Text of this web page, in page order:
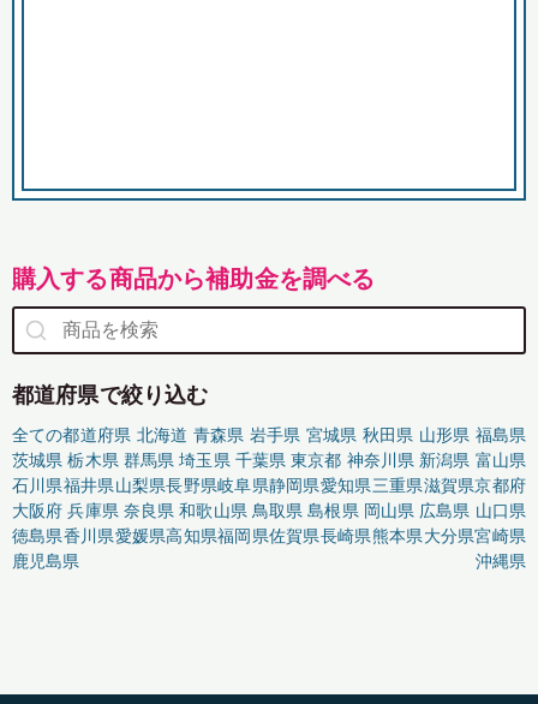
購入する商品から補助金を調べる
都道府県で絞り込む
全ての都道府県 北海道 青森県 岩手県 宮城県 秋田県 山形県 福島県
茨城県 栃木県 群馬県 埼玉県 千葉県 東京都 神奈川県 新潟県 富山県
石川県福井県山梨県長野県岐阜県静岡県愛知県三重県滋賀県京都府
大阪府 兵庫県 奈良県 和歌山県 鳥取県 島根県 岡山県 広島県 山口県
徳島県香川県愛媛県高知県福岡県佐賀県長崎県熊本県大分県宮崎県
鹿児島県
沖縄県